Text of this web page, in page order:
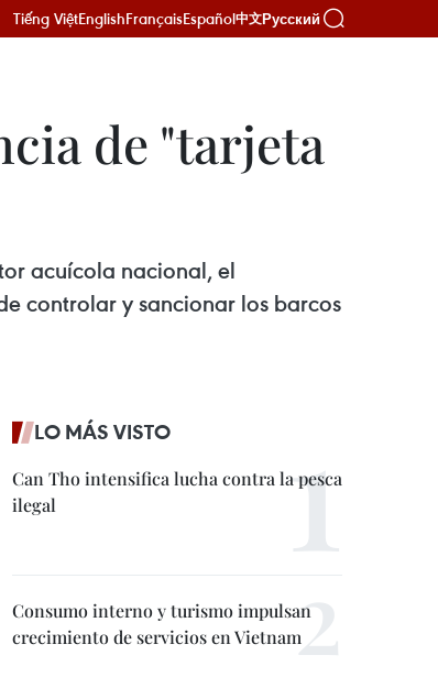
Tiếng ViệtEnglishFrançaisEspañol中文Русский
de "tarjeta
acuícola nacional, el
controlar y sancionar los barcos
LO MÁS VISTO
Can Tho intensifica lucha contra la pesca
ilegal
Consumo interno y turismo impulsan
crecimiento de servicios en Vietnam